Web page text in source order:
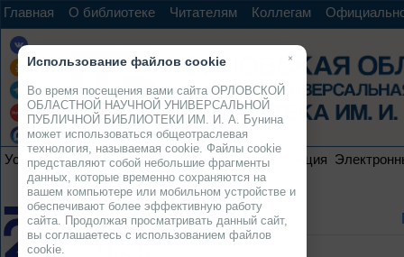
Главная О библиотеке Читателям Коллегам
Услуги Ресурсы Проекты Электронная коллекция
×
Использование файлов cookie
Во время посещения вами сайта ОРЛОВСКОЙ
ОБЛАСТНОЙ НАУЧНОЙ УНИВЕРСАЛЬНОЙ
ПУБЛИЧНОЙ БИБЛИОТЕКИ ИМ. И. А. Бунина
может использоваться общеотраслевая
технология, называемая cookie. Файлы cookie
представляют собой небольшие фрагменты
данных, которые временно сохраняются на
вашем компьютере или мобильном устройстве и
обеспечивают более эффективную работу
сайта. Продолжая просматривать данный сайт,
вы соглашаетесь с использованием файлов
cookie.